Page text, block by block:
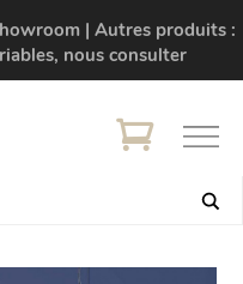
| Autres produits :
nous consulter